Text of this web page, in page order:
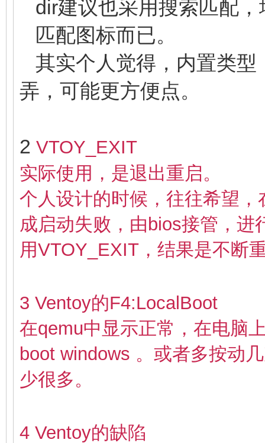
dir建议也采用搜索匹配
匹配图标而已。
其实个人觉得，内置类型
弄，可能更方便点。
2 VTOY_EXIT
实际使用，是退出重启。
个人设计的时候，往往希望
成启动失败，由bios接管，进
用VTOY_EXIT，结果是不断
3 Ventoy的F4:LocalBoot
在qemu中显示正常，在电脑
boot windows 。或者多按动
少很多。
4 Ventoy的缺陷